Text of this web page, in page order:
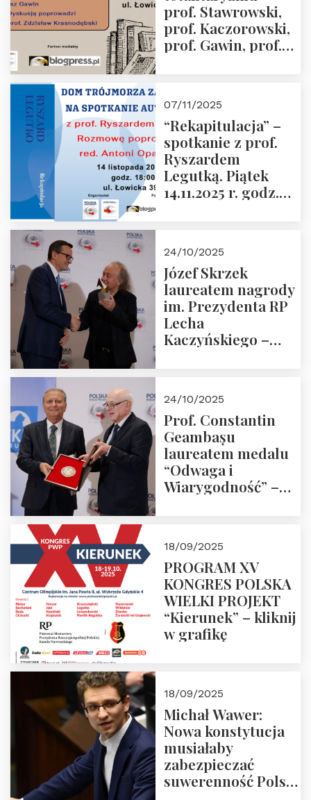
godz. 18:00.
prof. Stawrowski,
prof. Kaczorowski,
prof. Gawin, prof.
07/11/2025
“Rekapitulacja” –
spotkanie z prof.
Ryszardem
Legutką. Piątek
14.11.2025 r. godz.
24/10/2025
Józef Skrzek
laureatem nagrody
im. Prezydenta RP
Lecha
Kaczyńskiego –
24/10/2025
Prof. Constantin
Geambașu
laureatem medalu
“Odwaga i
Wiarygodność” –
18/09/2025
PROGRAM XV
KONGRES POLSKA
WIELKI PROJEKT
“Kierunek” – kliknij
w grafikę
18/09/2025
Michał Wawer:
Nowa konstytucja
musiałaby
zabezpieczać
suwerenność Polski